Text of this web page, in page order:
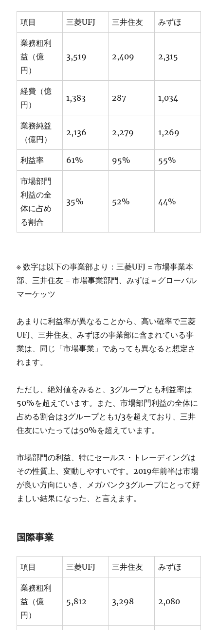
項目 三菱UFJ 三井住友 みずほ
業務粗利
益（億
円）
3,519 2,409 2,315
経費（億
円）
1,383 287 1,034
業務純益
（億円）
2,136 2,279 1,269
利益率 61% 95% 55%
市場部門
利益の全
体に占め
る割合
35% 52% 44%
※ 数字は以下の事業部より：三菱UFJ = 市場事業本
部、三井住友 = 市場事業部門、みずほ＝グローバル
マーケッツ
あまりに利益率が異なることから、高い確率で三菱
UFJ、三井住友、みずほの事業部に含まれている事
業は、同じ「市場事業」であっても異なると想定さ
れます。
ただし、絶対値をみると、3グループとも利益率は
50%を超えています。また、市場部門利益の全体に
占める割合は3グループとも1/3を超えており、三井
住友にいたっては50%を超えています。
市場部門の利益、特にセールス・トレーディングは
その性質上、変動しやすいです。2019年前半は市場
が良い方向にいき、メガバンク3グループにとって好
ましい結果になった、と言えます。
国際事業
項目 三菱UFJ 三井住友 みずほ
業務粗利
益（億
円）
5,812 3,298 2,080